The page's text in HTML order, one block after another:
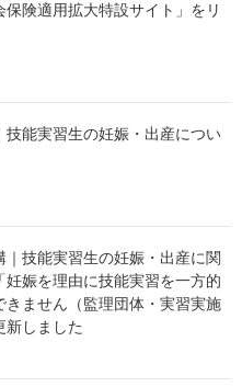
以降、過去最多であり、対前
から0.7ポイント減少。
371,215所で前年比29,128所増
であり、対前年増加率は
多く605,906人（外国人労働者
国431,949人（同16.8％）、フ
％）の順。
技術的分野の在留資格」が最も
保険適用拡大特設サイト」をリ
技能実習生の妊娠・出産につい
｜技能実習生の妊娠・出産に関
妊娠を理由に技能実習を一方的
きません（監理団体・実習実施
新しました